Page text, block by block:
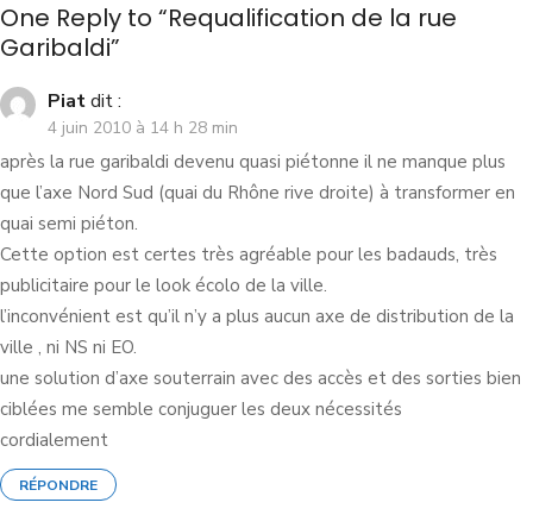
One Reply to “Requalification de la rue
Garibaldi”
Piatdit :
4 juin 2010 à 14 h 28 min
après la rue garibaldi devenu quasi piétonne il ne manque plus
que l’axe Nord Sud (quai du Rhône rive droite) à transformer en
quai semi piéton.
Cette option est certes très agréable pour les badauds, très
publicitaire pour le look écolo de la ville.
l’inconvénient est qu’il n’y a plus aucun axe de distribution de la
ville , ni NS ni EO.
une solution d’axe souterrain avec des accès et des sorties bien
ciblées me semble conjuguer les deux nécessités
cordialement
RÉPONDRE